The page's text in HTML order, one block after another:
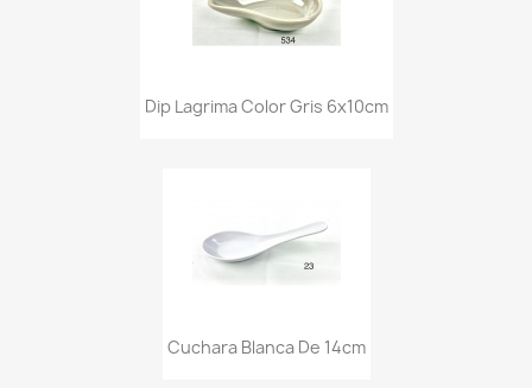
Dip Lagrima Color Gris 6x10cm
Cuchara Blanca De 14cm